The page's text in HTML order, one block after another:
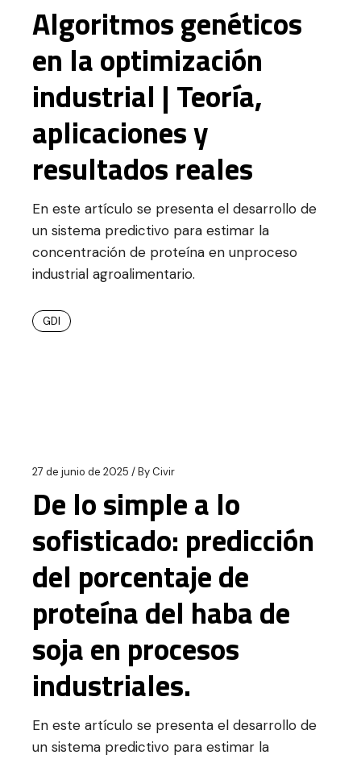
Algoritmos genéticos
en la optimización
industrial | Teoría,
aplicaciones y
resultados reales
En este artículo se presenta el desarrollo de
un sistema predictivo para estimar la
concentración de proteína en unproceso
industrial agroalimentario.
GDI
27 de junio de 2025 ByCivir
De lo simple a lo
sofisticado: predicción
del porcentaje de
proteína del haba de
soja en procesos
industriales.
En este artículo se presenta el desarrollo de
un sistema predictivo para estimar la